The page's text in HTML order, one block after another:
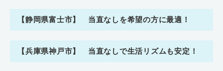
【静岡県富士市】 当直なしを希望の方に最適！
【兵庫県神戸市】 当直なしで生活リズムも安定！